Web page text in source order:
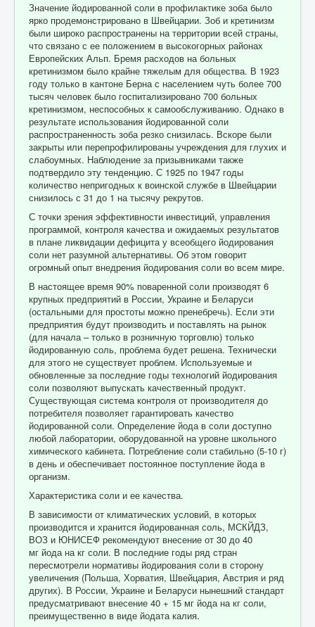
Значение йодированной соли в профилактике зоба было
ярко продемонстрировано в Швейцарии. Зоб и кретинизм
были широко распространены на территории всей страны,
что связано с ее положением в высокогорных районах
Европейских Альп. Бремя расходов на больных
кретинизмом было крайне тяжелым для общества. В 1923
году только в кантоне Берна с населением чуть более 700
тысяч человек было госпитализировано 700 больных
кретинизмом, неспособных к самообслуживанию. Однако в
результате использования йодированной соли
распространенность зоба резко снизилась. Вскоре были
закрыты или перепрофилированы учреждения для глухих и
слабоумных. Наблюдение за призывниками также
подтвердило эту тенденцию. С 1925 по 1947 годы
количество непригодных к воинской службе в Швейцарии
снизилось с 31 до 1 на тысячу рекрутов.
С точки зрения эффективности инвестиций, управления
программой, контроля качества и ожидаемых результатов
в плане ликвидации дефицита у всеобщего йодирования
соли нет разумной альтернативы. Об этом говорит
огромный опыт внедрения йодирования соли во всем мире.
В настоящее время 90% поваренной соли производят 6
крупных предприятий в России, Украине и Беларуси
(остальными для простоты можно пренебречь). Если эти
предприятия будут производить и поставлять на рынок
(для начала – только в розничную торговлю) только
йодированную соль, проблема будет решена. Технически
для этого не существует проблем. Используемые и
обновленные за последние годы технологий йодирования
соли позволяют выпускать качественный продукт.
Существующая система контроля от производителя до
потребителя позволяет гарантировать качество
йодированной соли. Определение йода в соли доступно
любой лаборатории, оборудованной на уровне школьного
химического кабинета. Потребление соли стабильно (5-10 г)
в день и обеспечивает постоянное поступление йода в
организм.
Характеристика соли и ее качества.
В зависимости от климатических условий, в которых
производится и хранится йодированная соль, МСКЙДЗ,
ВОЗ и ЮНИСЕФ рекомендуют внесение от 30 до 40
мг йода на кг соли. В последние годы ряд стран
пересмотрели нормативы йодирования соли в сторону
увеличения (Польша, Хорватия, Швейцария, Австрия и ряд
других). В России, Украине и Беларуси нынешний стандарт
предусматривают внесение 40 + 15 мг йода на кг соли,
преимущественно в виде йодата калия.